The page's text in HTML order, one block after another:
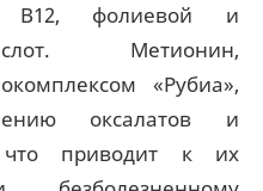
В12, фолиевой и
Метионин,
«Рубиа»,
оксалатов и
приводит к их